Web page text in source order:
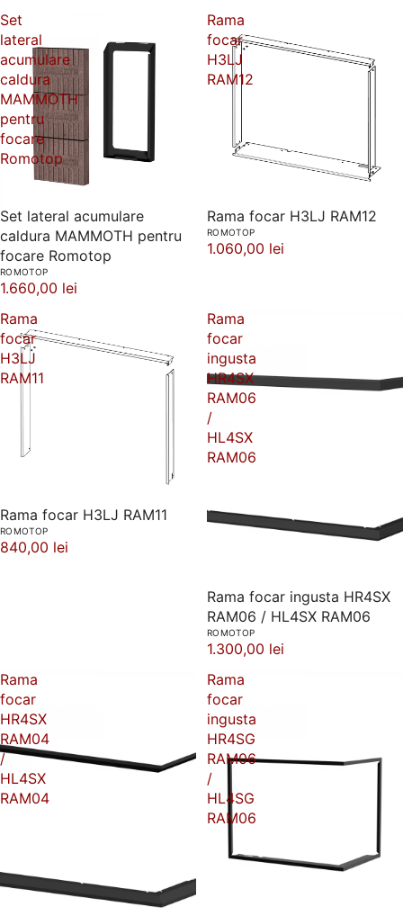
Set
lateral
acumulare
caldura
MAMMOTH
pentru
focare
Romotop
Set lateral acumulare
caldura MAMMOTH pentru
focare Romotop
ROMOTOP
1.660,00 lei
Rama
focar
H3LJ
RAM12
Rama focar H3LJ RAM12
ROMOTOP
1.060,00 lei
Rama
focar
H3LJ
RAM11
Rama focar H3LJ RAM11
ROMOTOP
840,00 lei
Rama
focar
ingusta
HR4SX
RAM06
/
HL4SX
RAM06
Rama focar ingusta HR4SX
RAM06 / HL4SX RAM06
ROMOTOP
1.300,00 lei
Rama
focar
HR4SX
RAM04
/
HL4SX
RAM04
Rama
focar
ingusta
HR4SG
RAM06
/
HL4SG
RAM06